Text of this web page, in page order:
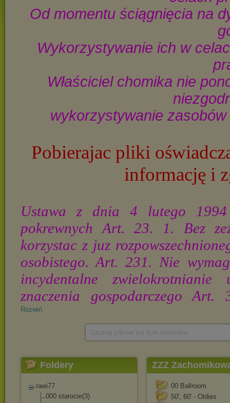
Rozwiń
Foldery
rawi77
000 starocie(3)
ZZZ
00 Ballroom
50', 60' - Oldies